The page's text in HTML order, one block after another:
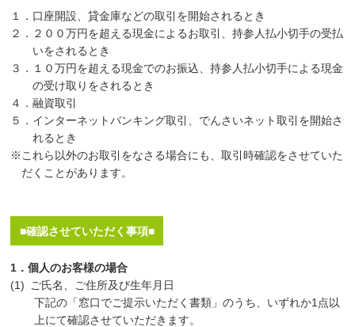
１．口座開設、貸金庫などの取引を開始されるとき
２．２００万円を超える現金によるお取引、持参人払小切手の受払
いをされるとき
３．１０万円を超える現金でのお振込、持参人払小切手による現金
の受け取りをされるとき
４．融資取引
５．インターネットバンキング取引、でんさいネット取引を開始さ
れるとき
※これら以外のお取引をなさる場合にも、取引時確認をさせていた
だくことがあります。
■確認させていただく事項■
1．個人のお客様の場合
ご氏名、ご住所及び生年月日
下記の「窓口でご提示いただく書類」のうち、いずれか1点以
上にて確認させていただきます。